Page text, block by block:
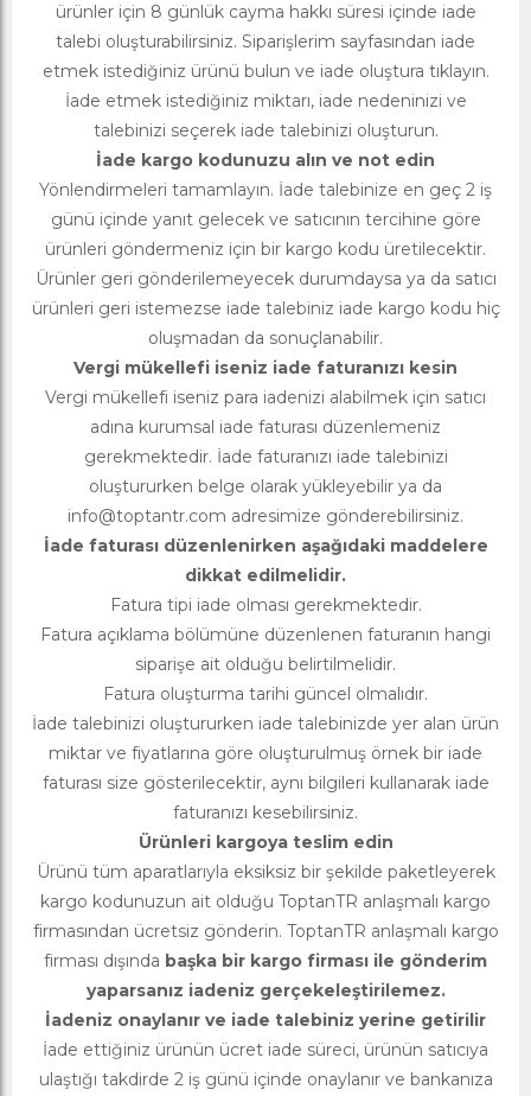
ürünler için 8 günlük cayma hakkı süresi içinde iade
talebi oluşturabilirsiniz. Siparişlerim sayfasından iade
etmek istediğiniz ürünü bulun ve iade oluştura tıklayın.
İade etmek istediğiniz miktarı, iade nedeninizi ve
talebinizi seçerek iade talebinizi oluşturun.
İade kargo kodunuzu alın ve not edin
Yönlendirmeleri tamamlayın. İade talebinize en geç 2 iş
günü içinde yanıt gelecek ve satıcının tercihine göre
ürünleri göndermeniz için bir kargo kodu üretilecektir.
Ürünler geri gönderilemeyecek durumdaysa ya da satıcı
ürünleri geri istemezse iade talebiniz iade kargo kodu hiç
oluşmadan da sonuçlanabilir.
Vergi mükellefi iseniz iade faturanızı kesin
Vergi mükellefi iseniz para iadenizi alabilmek için satıcı
adına kurumsal iade faturası düzenlemeniz
gerekmektedir. İade faturanızı iade talebinizi
oluştururken belge olarak yükleyebilir ya da
info@toptantr.com adresimize gönderebilirsiniz.
İade faturası düzenlenirken aşağıdaki maddelere
dikkat edilmelidir.
Fatura tipi iade olması gerekmektedir.
Fatura açıklama bölümüne düzenlenen faturanın hangi
siparişe ait olduğu belirtilmelidir.
Fatura oluşturma tarihi güncel olmalıdır.
İade talebinizi oluştururken iade talebinizde yer alan ürün
miktar ve fiyatlarına göre oluşturulmuş örnek bir iade
faturası size gösterilecektir, aynı bilgileri kullanarak iade
faturanızı kesebilirsiniz.
Ürünleri kargoya teslim edin
Ürünü tüm aparatlarıyla eksiksiz bir şekilde paketleyerek
kargo kodunuzun ait olduğu ToptanTR anlaşmalı kargo
firmasından ücretsiz gönderin. ToptanTR anlaşmalı kargo
firması dışında başka bir kargo firması ile gönderim
yaparsanız iadeniz gerçekeleştirilemez.
İadeniz onaylanır ve iade talebiniz yerine getirilir
İade ettiğiniz ürünün ücret iade süreci, ürünün satıcıya
ulaştığı takdirde 2 iş günü içinde onaylanır ve bankanıza